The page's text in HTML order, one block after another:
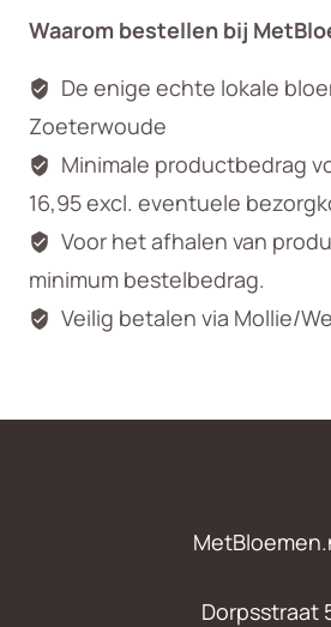
Waarom bestellen bij
De enige echte lokale
Zoeterwoude
Minimale productbedrag
16,95 excl. eventuele
Voor het afhalen van
minimum bestelbedrag.
Veilig betalen via Mollie/
Dorpsstraat